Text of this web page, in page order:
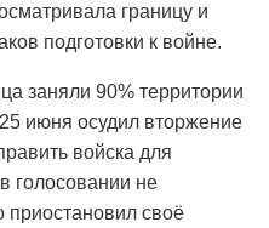
границу и
подготовки к войне.
заняли 90% территории
июня осудил вторжение
войска для
голосовании не
приостановил своё